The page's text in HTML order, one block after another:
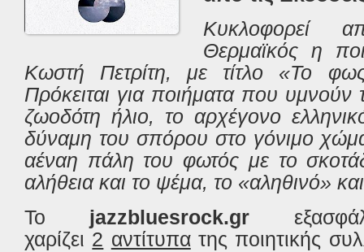
Κυκλοφορεί
Θερμαϊκός η
Κωστή Πετρίτη, με τίτλο «Το
Πρόκειται για ποιήματα που υμνούν
ζωοδότη ήλιο, το αρχέγονο
δύναμη του σπόρου στο γόνιμο
αέναη πάλη του φωτός με το
αλήθεια και το ψέμα, το «αληθινό»
Το
jazzbluesrock.gr
χαρίζει 2 αντίτυπα της ποιητικής